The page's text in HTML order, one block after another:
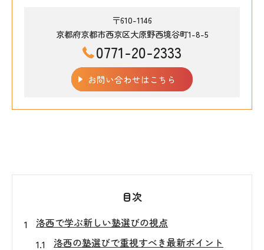
〒610-1146
京都府京都市西京区大原野西境谷町1-8-5
0771-20-2333
お問い合わせはこちら
目次
洛西で学ぶ新しい塾選びの視点
洛西の塾選びで重視すべき最新ポイント